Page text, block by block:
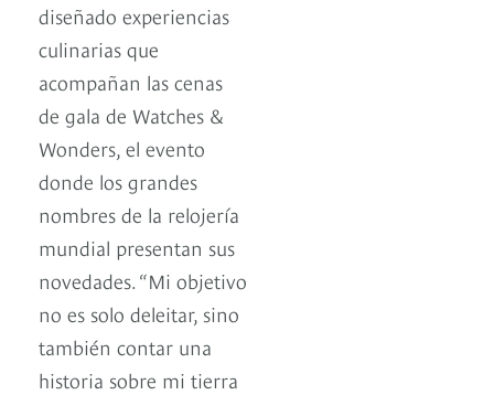
diseñado experiencias
culinarias que
acompañan las cenas
de gala de Watches &
Wonders, el evento
donde los grandes
nombres de la relojería
mundial presentan sus
novedades. “Mi objetivo
no es solo deleitar, sino
también contar una
historia sobre mi tierra